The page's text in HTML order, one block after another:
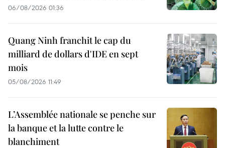
06/08/2026 01:36
Quang Ninh franchit le cap du
milliard de dollars d'IDE en sept
mois
05/08/2026 11:49
L’Assemblée nationale se penche sur
la banque et la lutte contre le
blanchiment